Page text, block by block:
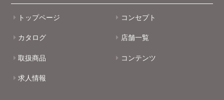
トップページ コンセプト
カタログ 店舗一覧
取扱商品 コンテンツ
求人情報